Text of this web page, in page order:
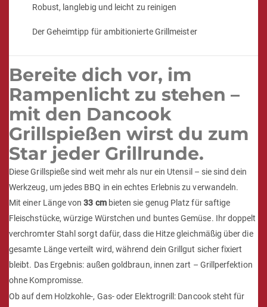
Robust, langlebig und leicht zu reinigen
Der Geheimtipp für ambitionierte Grillmeister
Bereite dich vor, im
Rampenlicht zu stehen –
mit den Dancook
Grillspießen wirst du zum
Star jeder Grillrunde.
Diese Grillspieße sind weit mehr als nur ein Utensil – sie sind dein
Werkzeug, um jedes BBQ in ein echtes Erlebnis zu verwandeln.
Mit einer Länge von33 cmbieten sie genug Platz für saftige
Fleischstücke, würzige Würstchen und buntes Gemüse. Ihr doppelt
verchromter Stahl sorgt dafür, dass die Hitze gleichmäßig über die
gesamte Länge verteilt wird, während dein Grillgut sicher fixiert
bleibt. Das Ergebnis: außen goldbraun, innen zart – Grillperfektion
ohne Kompromisse.
Ob auf dem Holzkohle-, Gas- oder Elektrogrill: Dancook steht für